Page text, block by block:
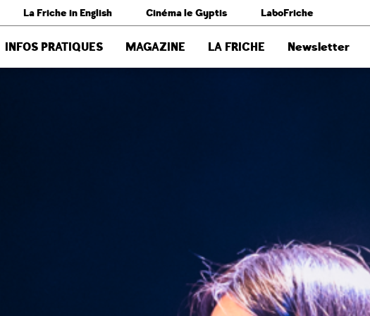
La Friche in English Cinéma le Gyptis LaboFriche
INFOS PRATIQUES MAGAZINE LA FRICHE Newsletter